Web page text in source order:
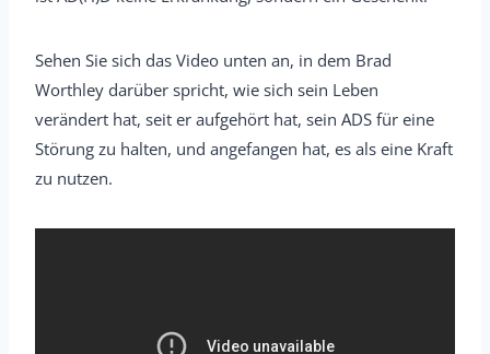
Sehen Sie sich das Video unten an, in dem Brad
Worthley darüber spricht, wie sich sein Leben
verändert hat, seit er aufgehört hat, sein ADS für eine
Störung zu halten, und angefangen hat, es als eine Kraft
zu nutzen.